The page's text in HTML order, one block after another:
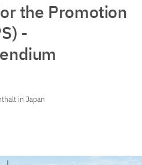
the Promotion
-
in Japan